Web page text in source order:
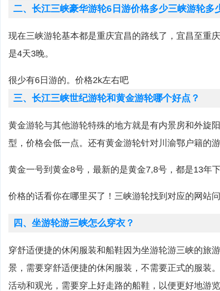
二、长江三峡豪华游轮6日游价格多少三峡游轮多
现在三峡游轮基本都是重庆宜昌的路线了，宜昌至重
是4天3晚。
很少有6日游的。价格2k左右吧
三、长江三峡世纪游轮和黄金游轮哪个好点？
黄金游轮与其他游轮特殊的地方就是有内景房和外旋
型，价格会低一点。还有黄金游轮针对川渝鄂户籍的
黄金一号到黄金8号，最新的是黄金7,8号，都是13年
价格的话看你在哪里买了！三峡游轮找到对应的网站
四、坐游轮游三峡怎么穿衣？
穿舒适便捷的休闲服装和船鞋因为坐游轮游三峡的旅
景，需要穿舒适便捷的休闲服装，不需要正式的服装
活动和观光，需要穿上好走路的船鞋，以便更好地游